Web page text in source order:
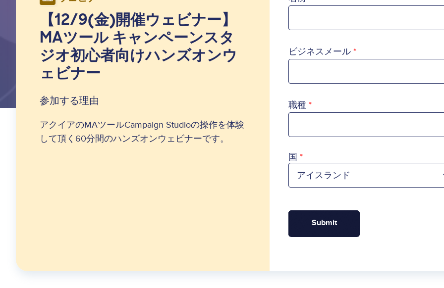
【12/9(金)開催ウェビナー】
MAツール キャンペーンスタ
ジオ初心者向けハンズオンウ
ェビナー
参加する理由
アクイアのMAツールCampaign Studioの操作を体験
して頂く60分間のハンズオンウェビナーです。
ビジネスメール
職種
国
国